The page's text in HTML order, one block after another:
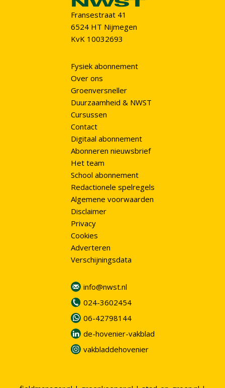
Fransestraat 41
6524 HT Nijmegen
KvK 10032693
Fysiek abonnement
Over ons
Groenversneller
Duurzaamheid & NWST
Cursussen
Contact
Digitaal abonnement
Abonneren nieuwsbrief
Het team
School abonnement
Redactionele spelregels
Algemene voorwaarden
Disclaimer
Privacy
Cookies
Adverteren
Verschijningsdata
info@nwst.nl
024-3602454
06-42798144
de-hovenier-vakblad
vakbladdehovenier